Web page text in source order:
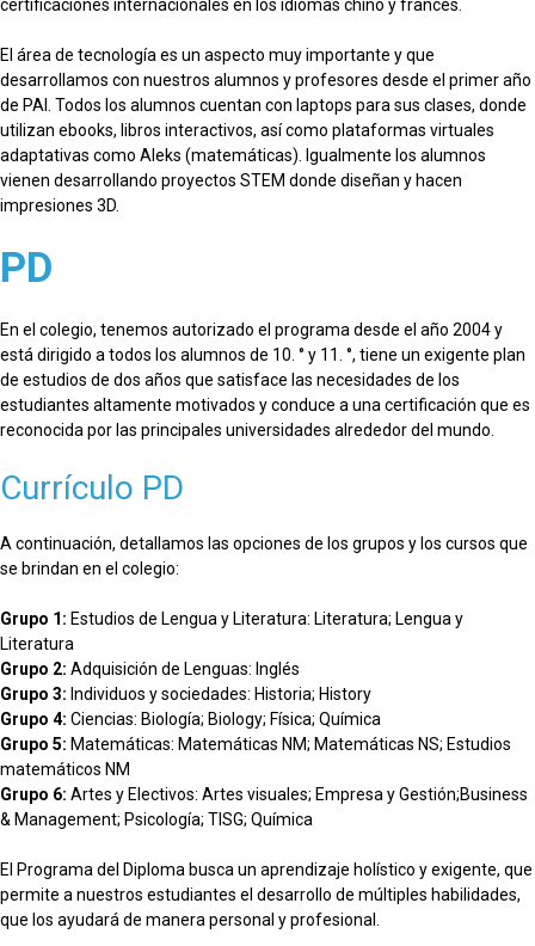
certificaciones internacionales en los idiomas chino y francés.
El área de tecnología es un aspecto muy importante y que
desarrollamos con nuestros alumnos y profesores desde el primer año
de PAI. Todos los alumnos cuentan con laptops para sus clases, donde
utilizan ebooks, libros interactivos, así como plataformas virtuales
adaptativas como Aleks (matemáticas). Igualmente los alumnos
vienen desarrollando proyectos STEM donde diseñan y hacen
impresiones 3D.
PD
En el colegio, tenemos autorizado el programa desde el año 2004 y
está dirigido a todos los alumnos de 10. ° y 11. °, tiene un exigente plan
de estudios de dos años que satisface las necesidades de los
estudiantes altamente motivados y conduce a una certificación que es
reconocida por las principales universidades alrededor del mundo.
Currículo PD
A continuación, detallamos las opciones de los grupos y los cursos que
se brindan en el colegio:
Grupo 1: Estudios de Lengua y Literatura: Literatura; Lengua y
Literatura
Grupo 2: Adquisición de Lenguas: Inglés
Grupo 3: Individuos y sociedades: Historia; History
Grupo 4: Ciencias: Biología; Biology; Física; Química
Grupo 5: Matemáticas: Matemáticas NM; Matemáticas NS; Estudios
matemáticos NM
Grupo 6: Artes y Electivos: Artes visuales; Empresa y Gestión;Business
& Management; Psicología; TISG; Química
El Programa del Diploma busca un aprendizaje holístico y exigente, que
permite a nuestros estudiantes el desarrollo de múltiples habilidades,
que los ayudará de manera personal y profesional.